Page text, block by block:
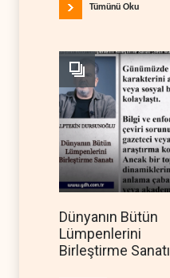
Tümünü Oku
Dünyanın Bütün
Lümpenlerini
Birleştirme Sanatı